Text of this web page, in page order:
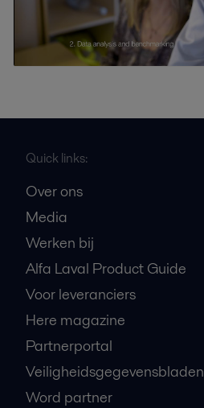
Quick links:
Over ons
Media
Werken bij
Alfa Laval Product Guide
Voor leveranciers
Here magazine
Partnerportal
Veiligheidsgegevensbladen
Word partner